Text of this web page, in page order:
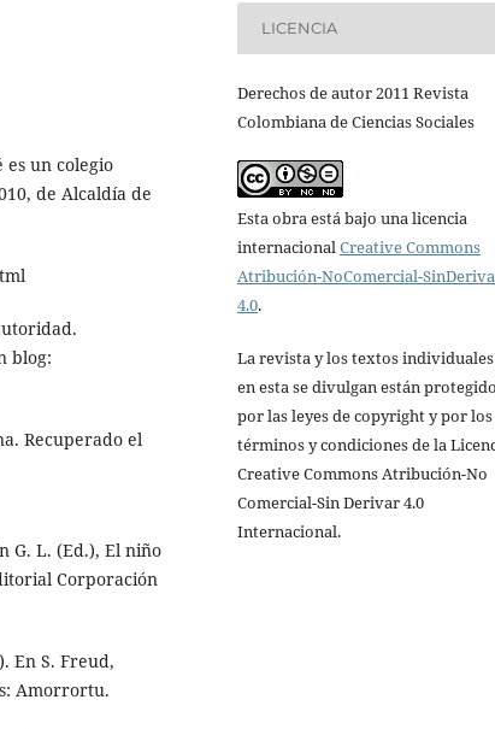
es un colegio
de Alcaldía de
blog:
Recuperado el
G. L. (Ed.), El niño
Corporación
En S. Freud,
Amorrortu.
LICENCIA
Derechos de autor 2011 Revista
Colombiana de Ciencias Sociales
Esta obra está bajo una licencia
internacionalCreative Commons
Atribución-NoComercial-
4.0.
La revista y los textos
en esta se divulgan están
por las leyes de copyright y por los
términos y condiciones de la
Creative Commons Atribución-No
Comercial-Sin Derivar 4.0
Internacional.